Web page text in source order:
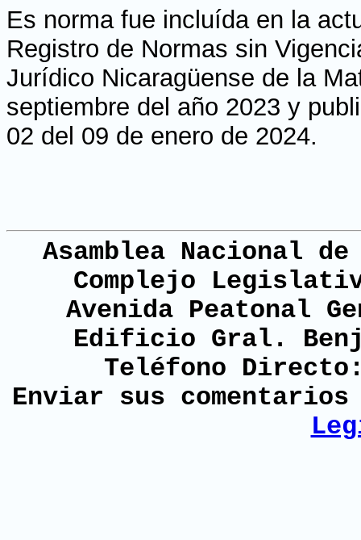
Es norma fue incluída en la
Registro de Normas sin
Jurídico Nicaragüense de la
septiembre del año 2023 y
02 del 09 de enero de 2024.
Asamblea Nacional
Complejo
Avenida Peatonal
Edificio Gral.
Teléfono
Enviar sus